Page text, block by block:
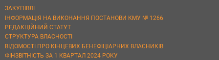
ЗАКУПІВЛІ
ІНФОРМАЦІЯ НА ВИКОНАННЯ ПОСТАНОВИ КМУ № 1266
РЕДАКЦІЙНИЙ СТАТУТ
СТРУКТУРА ВЛАСНОСТІ
ВІДОМОСТІ ПРО КІНЦЕВИХ БЕНЕФІЦІАРНИХ ВЛАСНИКІВ
ФІНЗВІТНІСТЬ ЗА 1 КВАРТАЛ 2024 РОКУ